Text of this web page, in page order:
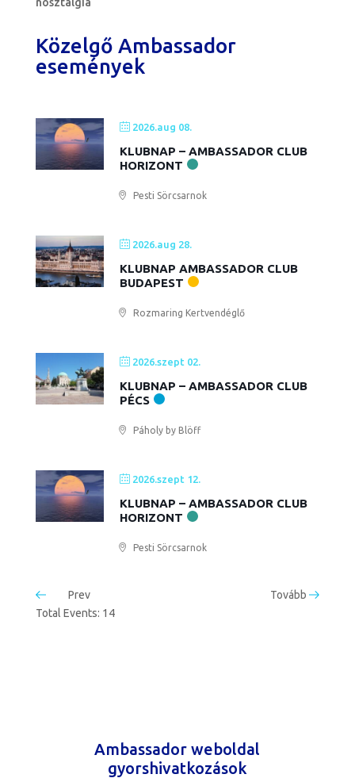
Közelgő Ambassador
események
2026.aug 08.
KLUBNAP – AMBASSADOR CLUB
HORIZONT
Pesti Sörcsarnok
2026.aug 28.
KLUBNAP AMBASSADOR CLUB
BUDAPEST
Rozmaring Kertvendéglő
2026.szept 02.
KLUBNAP – AMBASSADOR CLUB
PÉCS
Páholy by Blöff
2026.szept 12.
KLUBNAP – AMBASSADOR CLUB
HORIZONT
Pesti Sörcsarnok
Prev
Tovább
Total Events: 14
Ambassador weboldal
gyorshivatkozások